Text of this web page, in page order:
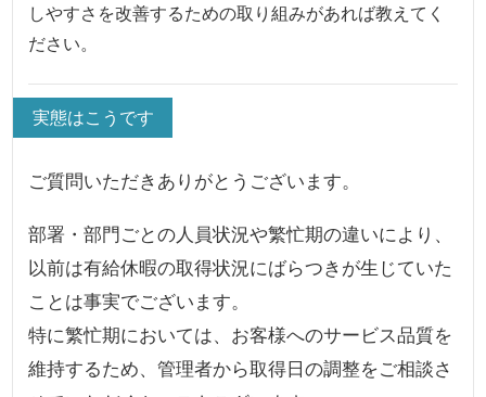
しやすさを改善するための取り組みがあれば教えてく
ださい。
実態はこうです
ご質問いただきありがとうございます。
部署・部門ごとの人員状況や繁忙期の違いにより、
以前は有給休暇の取得状況にばらつきが生じていた
ことは事実でございます。
特に繁忙期においては、お客様へのサービス品質を
維持するため、管理者から取得日の調整をご相談さ